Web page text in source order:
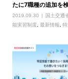
たに7職種の追加を
2019.09.30 国土交通
能実習制度, 最新情報